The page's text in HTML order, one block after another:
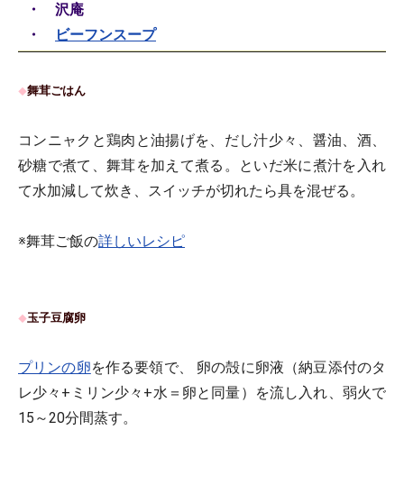
・ 沢庵
・
ビーフンスープ
◆舞茸ごはん
コンニャクと鶏肉と油揚げを、だし汁少々、醤油、酒、
砂糖で煮て、舞茸を加えて煮る。といだ米に煮汁を入れ
て水加減して炊き、スイッチが切れたら具を混ぜる。
※舞茸ご飯の詳しいレシピ
◆玉子豆腐卵
プリンの卵を作る要領で、 卵の殻に卵液（納豆添付のタ
レ少々+ミリン少々+水＝卵と同量）を流し入れ、弱火で
15～20分間蒸す。